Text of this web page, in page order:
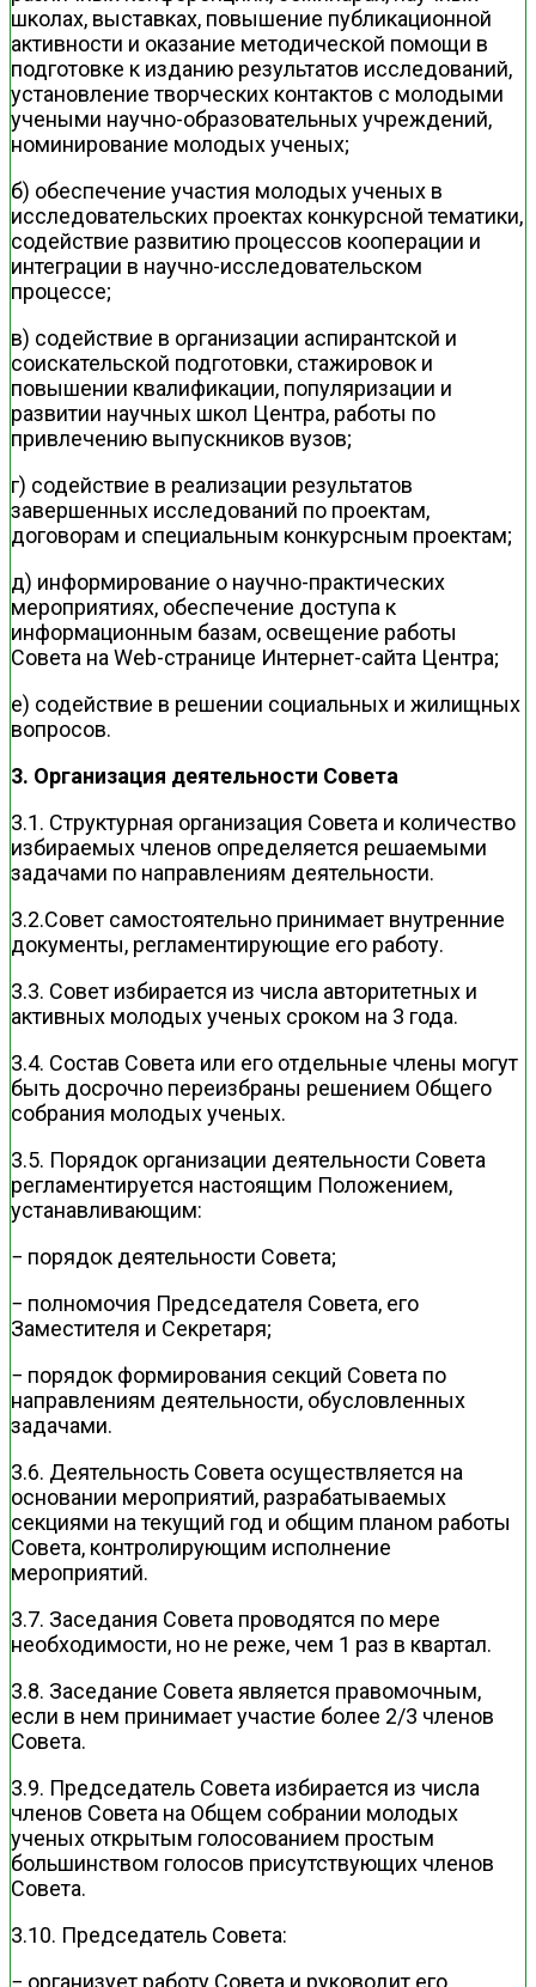
школах, выставках, повышение публикационной
активности и оказание методической помощи в
подготовке к изданию результатов исследований,
установление творческих контактов с молодыми
учеными научно-образовательных учреждений,
номинирование молодых ученых;
б) обеспечение участия молодых ученых в
исследовательских проектах конкурсной тематики,
содействие развитию процессов кооперации и
интеграции в научно-исследовательском
процессе;
в) содействие в организации аспирантской и
соискательской подготовки, стажировок и
повышении квалификации, популяризации и
развитии научных школ Центра, работы по
привлечению выпускников вузов;
г) содействие в реализации результатов
завершенных исследований по проектам,
договорам и специальным конкурсным проектам;
д) информирование о научно-практических
мероприятиях, обеспечение доступа к
информационным базам, освещение работы
Совета на Web-странице Интернет-сайта Центра;
е) содействие в решении социальных и жилищных
вопросов.
3. Организация деятельности Совета
3.1. Структурная организация Совета и количество
избираемых членов определяется решаемыми
задачами по направлениям деятельности.
3.2.Совет самостоятельно принимает внутренние
документы, регламентирующие его работу.
3.3. Совет избирается из числа авторитетных и
активных молодых ученых сроком на 3 года.
3.4. Состав Совета или его отдельные члены могут
быть досрочно переизбраны решением Общего
собрания молодых ученых.
3.5. Порядок организации деятельности Совета
регламентируется настоящим Положением,
устанавливающим:
− порядок деятельности Совета;
− полномочия Председателя Совета, его
Заместителя и Секретаря;
− порядок формирования секций Совета по
направлениям деятельности, обусловленных
задачами.
3.6. Деятельность Совета осуществляется на
основании мероприятий, разрабатываемых
секциями на текущий год и общим планом работы
Совета, контролирующим исполнение
мероприятий.
3.7. Заседания Совета проводятся по мере
необходимости, но не реже, чем 1 раз в квартал.
3.8. Заседание Совета является правомочным,
если в нем принимает участие более 2/3 членов
Совета.
3.9. Председатель Совета избирается из числа
членов Совета на Общем собрании молодых
ученых открытым голосованием простым
большинством голосов присутствующих членов
Совета.
3.10. Председатель Совета:
− организует работу Совета и руководит его